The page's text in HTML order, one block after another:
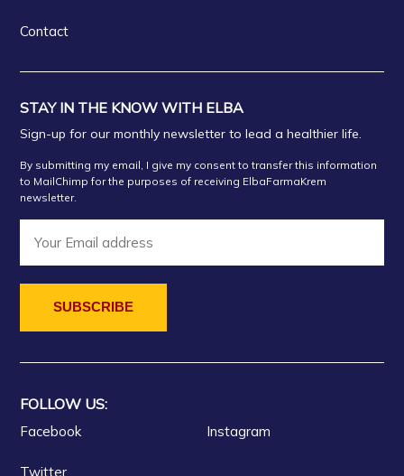
Contact
STAY IN THE KNOW WITH ELBA
Sign-up for our monthly newsletter to lead a healthier life.
By submitting my email, I give my consent to transfer this information
to MailChimp for the purposes of receiving ElbaFarmaKrem
newsletter.
FOLLOW US:
Facebook Instagram
Twitter